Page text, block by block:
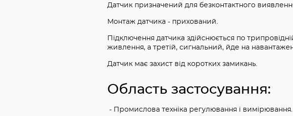
Датчик призначений для безконтактного
Монтаж датчика - прихований.
Підключення датчика здійснюється по
живлення, а третій, сигнальний, йде на
Датчик має захист від коротких замикань.
Область застосування:
- Промислова техніка регулювання і вимірювання.